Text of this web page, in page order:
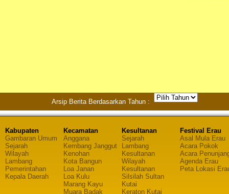
Arsip Berita Berdasarkan Tahun :
Kabupaten
Gambaran Umum
Sejarah
Wilayah
Lambang
Pemerintahan
Kepala Daerah
Kecamatan
Anggana
Kembang Janggut
Kenohan
Kota Bangun
Loa Janan
Loa Kulu
Marang Kayu
Muara Badak
Kesultanan
Sejarah
Lambang
Kesultanan
Wilayah
Kesultanan
Silsilah Sultan
Kutai
Keraton Kutai
Festival Erau
Asal Mula Erau
Acara Pokok
Acara
Agenda Erau
Peta Lokasi